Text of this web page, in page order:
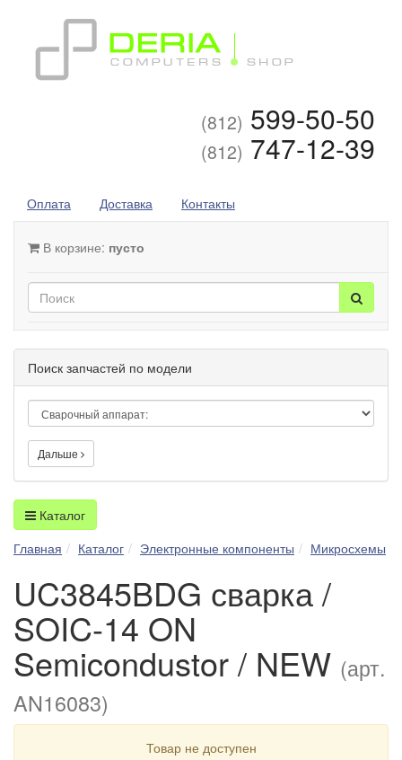
(812) 599-50-50
(812) 747-12-39
Оплата Доставка Контакты
В корзине: пусто
Поиск запчастей по модели
Дальше
Каталог
Главная
Каталог Электронные компоненты Микросхемы
UC3845BDG сварка /
SOIC-14 ON
Semicondustor / NEW (арт.
AN16083)
Товар не доступен